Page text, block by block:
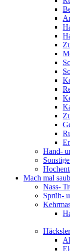
Hand-
Mach mal
Nass-
Sprüh-
Häcksler